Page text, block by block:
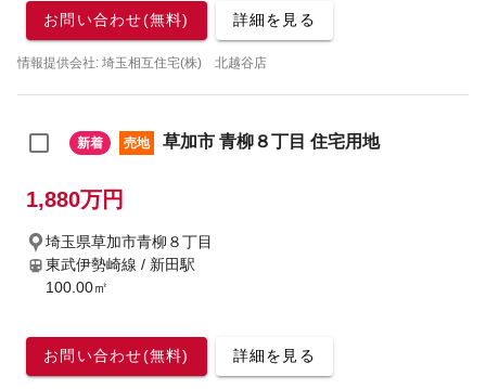
お問い合わせ(無料) 詳細を見る
情報提供会社: 埼玉相互住宅(株) 北越谷店
新着 売地 草加市 青柳８丁目 住宅用地
1,880万円
埼玉県草加市青柳８丁目
東武伊勢崎線 / 新田駅
100.00㎡
お問い合わせ(無料) 詳細を見る